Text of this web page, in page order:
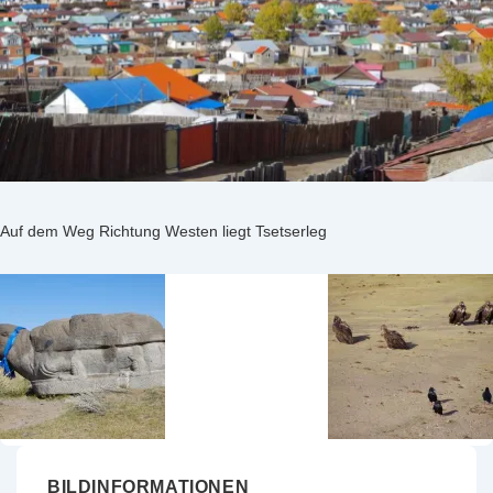
Auf dem Weg Richtung Westen liegt Tsetserleg
BILDINFORMATIONEN